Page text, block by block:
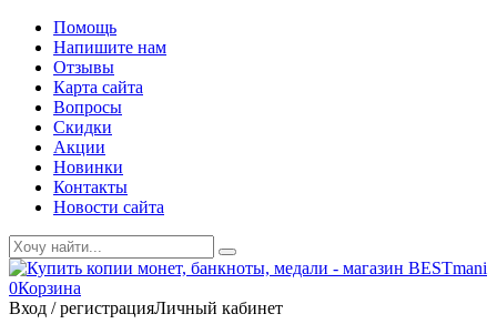
Помощь
Напишите нам
Отзывы
Карта сайта
Вопросы
Скидки
Акции
Новинки
Контакты
Новости сайта
0Корзина
Вход / регистрацияЛичный кабинет